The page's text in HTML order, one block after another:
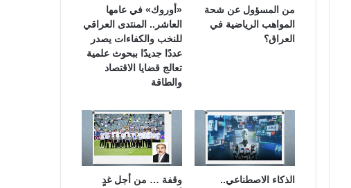
من المسؤول عن شحة
المواهب الرياضية في
العراق؟
«أوروك» في عامها
العاشر.. المنتدى العراقي
للنخب والكفاءات يصدر
عددًا جديدًا ببحوث علمية
تعالج قضايا الاقتصاد
والطاقة
الذكاء الاصطناعي..
وقفة … من أجل غدٍ